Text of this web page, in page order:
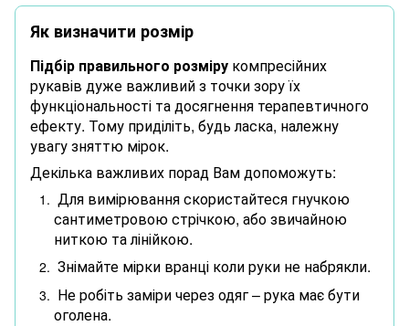
Як визначити розмір
Підбір правильного розміру компресійних
рукавів дуже важливий з точки зору їх
функціональності та досягнення терапевтичного
ефекту. Тому приділіть, будь ласка, належну
увагу зняттю мірок.
Декілька важливих порад Вам допоможуть:
Для вимірювання скористайтеся гнучкою
сантиметровою стрічкою, або звичайною
ниткою та лінійкою.
Знімайте мірки вранці коли руки не набрякли.
Не робіть заміри через одяг – рука має бути
оголена.